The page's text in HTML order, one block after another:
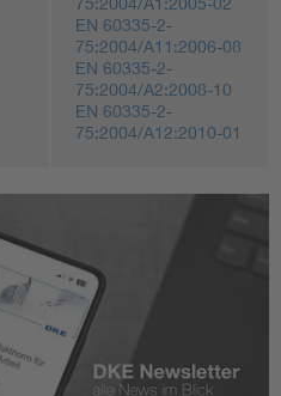
EN 60335-2-
75:2004/A11:2006-08
EN 60335-2-
75:2004/A2:2008-10
EN 60335-2-
75:2004/A12:2010-01